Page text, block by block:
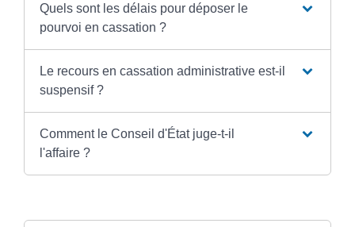
Quels sont les délais pour déposer le
pourvoi en cassation ?
Le recours en cassation administrative est-il
suspensif ?
Comment le Conseil d'État juge-t-il
l'affaire ?